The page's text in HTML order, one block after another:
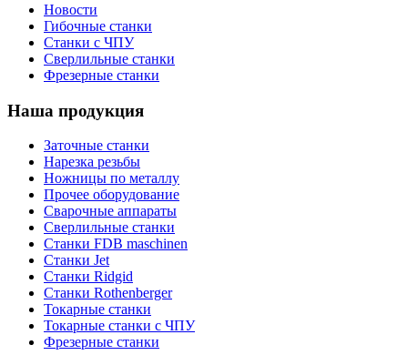
Новости
Гибочные станки
Станки с ЧПУ
Сверлильные станки
Фрезерные станки
Наша продукция
Заточные станки
Нарезка резьбы
Ножницы по металлу
Прочее оборудование
Сварочные аппараты
Сверлильные станки
Станки FDB maschinen
Станки Jet
Станки Ridgid
Станки Rothenberger
Токарные станки
Токарные станки с ЧПУ
Фрезерные станки